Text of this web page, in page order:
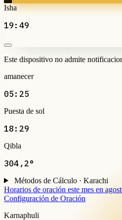
Isha
19:49
Este dispositivo no admite
amanecer
05:25
Puesta de sol
18:29
Qibla
304,2°
Métodos de Cálculo · Karachi
Horarios de oración este mes en
Configuración de Oración
Karnaphuli